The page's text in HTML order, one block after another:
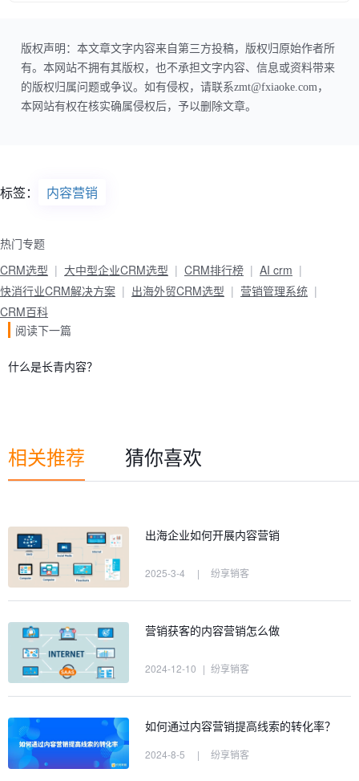
版权声明：本文章文字内容来自第三方投稿，版权归原始作者所
有。本网站不拥有其版权，也不承担文字内容、信息或资料带来
的版权归属问题或争议。如有侵权，请联系zmt@fxiaoke.com，
本网站有权在核实确属侵权后，予以删除文章。
标签： 内容营销
热门专题
CRM选型
大中型企业CRM选型 CRM排行榜
AI crm
快消行业CRM解决方案
出海外贸CRM选型
营销管理系统
CRM百科
阅读下一篇
什么是长青内容？
相关推荐 猜你喜欢
出海企业如何开展内容营销
2025-3-4 | 纷享销客
营销获客的内容营销怎么做
2024-12-10 | 纷享销客
如何通过内容营销提高线索的转化率？
2024-8-5 | 纷享销客